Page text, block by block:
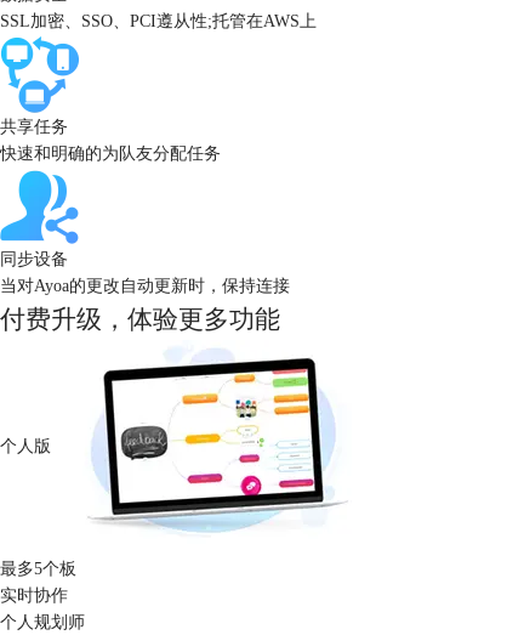
SSL加密、SSO、PCI遵从性;托管在AWS上
共享任务
快速和明确的为队友分配任务
同步设备
当对Ayoa的更改自动更新时，保持连接
付费升级，体验更多功能
个人版
最多5个板
实时协作
个人规划师